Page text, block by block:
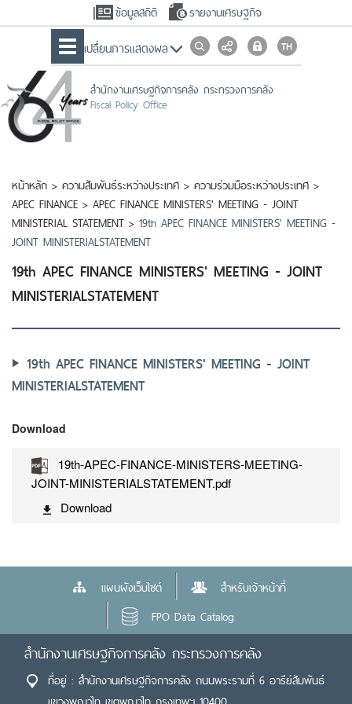
ข้อมูลสถิติ รายงานเศรษฐกิจ
เปลื่ยนการแสดงผล
สำนักงานเศรษฐกิจการคลัง กระทรวงการคลัง
Fiscal Policy Office
หน้าหลัก > ความสัมพันธ์ระหว่างประเทศ > ความร่วมมือระหว่างประเทศ >
APEC FINANCE > APEC FINANCE MINISTERS' MEETING - JOINT
MINISTERIAL STATEMENT > 19th APEC FINANCE MINISTERS' MEETING -
JOINT MINISTERIALSTATEMENT
19th APEC FINANCE MINISTERS' MEETING - JOINT
MINISTERIALSTATEMENT
19th APEC FINANCE MINISTERS' MEETING - JOINT
MINISTERIALSTATEMENT
Download
19th-APEC-FINANCE-MINISTERS-MEETING-
JOINT-MINISTERIALSTATEMENT.pdf
Download
แผนผังเว็บไซต์
สำหรับเจ้าหน้าที่
FPO Data Catalog
สำนักงานเศรษฐกิจการคลัง กระทรวงการคลัง
ที่อยู่ : สำนักงานเศรษฐกิจการคลัง ถนนพระรามที่ 6 อารีย์สัมพันธ์